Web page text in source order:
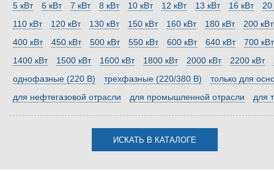
5 кВт 6 кВт 7 кВт 8 кВт 10 кВт 12 кВт 13 кВт 16 кВт
20
110 кВт
120 кВт 130 кВт 150 кВт 160 кВт 180 кВт
200 кВт
400 кВт
450 кВт 500 кВт 550 кВт 600 кВт 640 кВт
700 кВт
1400 кВт
1500 кВт 1600 кВт 1800 кВт 2000 кВт 2200 кВт
однофазные (220 В)
трехфазные (220/380 В)
только для
для нефтегазовой отрасли
для промышленной отрасли для